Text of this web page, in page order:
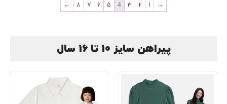
→
1
2
3
4
5
6
7
8
←
پیراهن سایز 10 تا 16 سال